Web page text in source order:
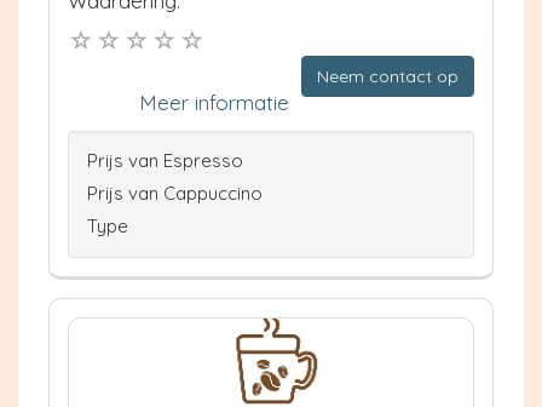
Neem contact op
Meer informatie
Prijs van Espresso
Prijs van Cappuccino
Type